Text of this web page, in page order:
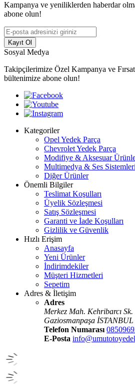
Kampanya ve yeniliklerden haberdar
abone olun!
Kayıt Ol
Sosyal Medya
Takipçilerimize Özel Kampanya ve
bültenimize abone olun!
Kategoriler
Opel Yedek Parça
Chevrolet Yedek Parça
Modifiye & Aksesuar
Multimedya & Ses Sistemleri
Diğer Ürünler
Önemli Bilgiler
Teslimat Koşulları
Üyelik Sözleşmesi
Satış Sözleşmesi
Garanti ve İade Koşulları
Gizlilik ve Güvenlik
Hızlı Erişim
Anasayfa
Yeni Ürünler
İndirimdekiler
Müşteri Hizmetleri
Sepetim
Adres & İletişim
Adres
Merkez Mah. Kehribarcı
Gaziosmanpaşa İSTANBUL
Telefon Numarası
E-Posta